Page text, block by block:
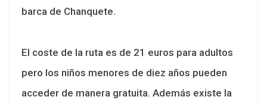
barca de Chanquete.
El coste de la ruta es de 21 euros para adultos
pero los niños menores de diez años pueden
acceder de manera gratuita. Además existe la